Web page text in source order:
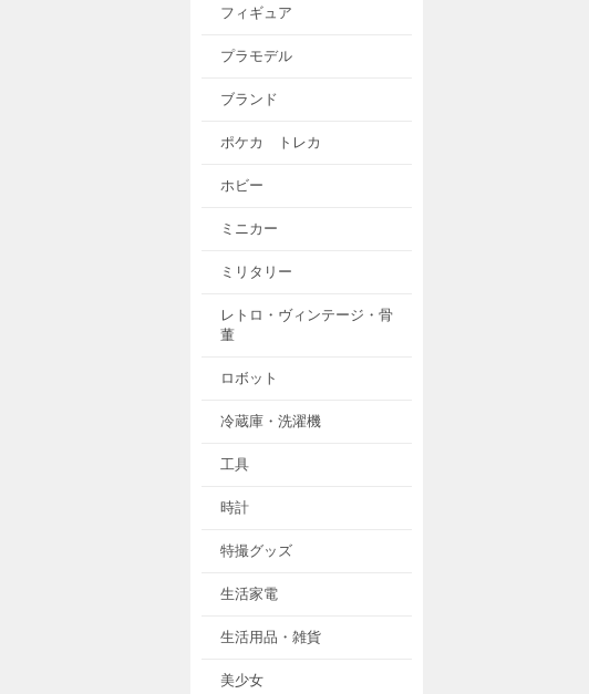
フィギュア
プラモデル
ブランド
ポケカ トレカ
ホビー
ミニカー
ミリタリー
レトロ・ヴィンテージ・骨
董
ロボット
冷蔵庫・洗濯機
工具
時計
特撮グッズ
生活家電
生活用品・雑貨
美少女